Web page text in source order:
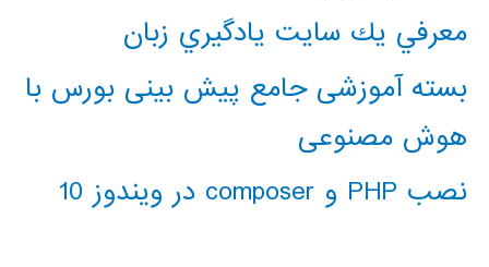
معرفي يك سايت يادگيري زبان
بسته آموزشی جامع پیش بینی بورس با
هوش مصنوعی
نصب PHP و composer در ویندوز 10